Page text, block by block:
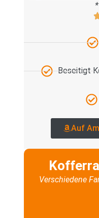
Beseitigt
Auf
Verschiedene